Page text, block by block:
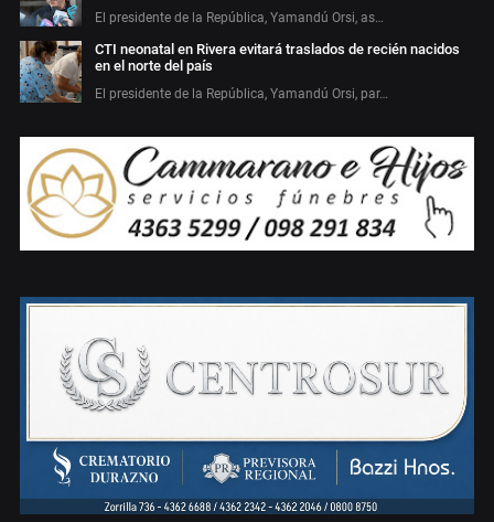
El presidente de la República, Yamandú Orsi, as…
CTI neonatal en Rivera evitará traslados de recién nacidos
en el norte del país
El presidente de la República, Yamandú Orsi, par…